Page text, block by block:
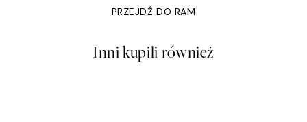
PRZEJDŹ DO RAM
Inni kupili również